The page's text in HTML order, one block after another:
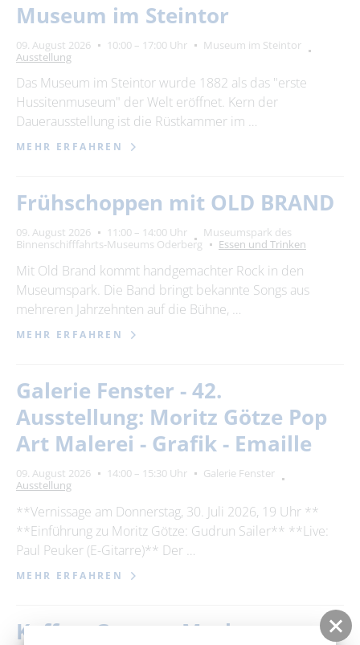
Museum im Steintor
09. August 2026 10:00 – 17:00 Uhr
Museum im Steintor
Ausstellung
Das Museum im Steintor wurde 1882 als das "erste
Hussitenmuseum" der Welt eröffnet. Kern der
Dauerausstellung ist die Rüstkammer im …
MEHR ERFAHREN
Frühschoppen mit OLD BRAND
09. August 2026 11:00 – 14:00 Uhr
Museumspark des
Binnenschifffahrts-Museums Oderberg
Essen und Trinken
Mit Old Brand kommt handgemachter Rock in den
Museumspark. Die Band bringt bekannte Songs aus
mehreren Jahrzehnten auf die Bühne, …
MEHR ERFAHREN
Galerie Fenster - 42.
Ausstellung: Moritz Götze Pop
Art Malerei - Grafik - Emaille
09. August 2026 14:00 – 15:30 Uhr
Galerie Fenster
Ausstellung
**Vernissage am Donnerstag, 30. Juli 2026, 19 Uhr **
**Einführung zu Moritz Götze: Gudrun Sailer** **Live:
Paul Peuker (E-Gitarre)** Der …
MEHR ERFAHREN
Kaffee- Genuss. Macht.